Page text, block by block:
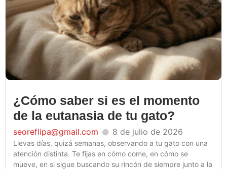
¿Cómo saber si es el momento
de la eutanasia de tu gato?
seoreflipa@gmail.com 8 de julio de 2026
Llevas días, quizá semanas, observando a tu gato con una
atención distinta. Te fijas en cómo come, en cómo se
mueve, en si sigue buscando su rincón de siempre junto a la